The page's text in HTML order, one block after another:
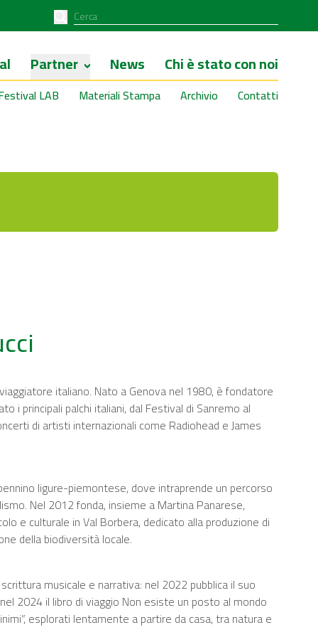
Partner News Chi è stato con noi
LAB Materiali Stampa Archivio Contatti
italiano. Nato a Genova nel 1980, è fondatore
i principali palchi italiani, dal Festival di Sanremo al
di artisti internazionali come Radiohead e James
ligure-piemontese, dove intraprende un percorso
Nel 2012 fonda, insieme a Martina Panarese,
e culturale in Val Borbera, dedicato alla produzione di
della biodiversità locale.
musicale e narrativa: nel 2022 pubblica il suo
2024 il libro di viaggio Non esiste un posto al mondo
esplorati lentamente a partire da casa, tra natura e